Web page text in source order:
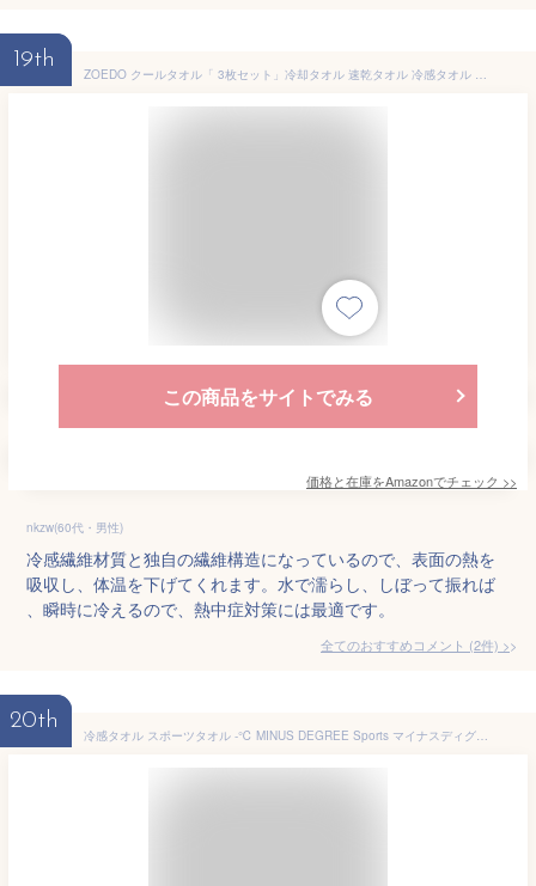
19th
ZOEDO クールタオル「 3枚セット」冷却タオル 速乾タオル 冷感タオル 超吸水 軽量 速乾 熱中症対策 UVカット 瞬間冷却 登山 ランニング ゴルフ アウトドア 父の日ギフト
この商品をサイトでみる
価格と在庫をAmazonでチェック >>
nkzw(60代・男性)
冷感繊維材質と独自の繊維構造になっているので、表面の熱を
吸収し、体温を下げてくれます。水で濡らし、しぼって振れば
、瞬時に冷えるので、熱中症対策には最適です。
全てのおすすめコメント (2件) >
20th
冷感タオル スポーツタオル -℃ MINUS DEGREE Sports マイナスディグリー【今治タオル クール 100pecent 冷却タオル フェイスタオル 冷感 おしゃれ ネッククーラー アウトドア ひんやりグッズ 運動会 防災グッズ かわいい 誕生日プレゼント】